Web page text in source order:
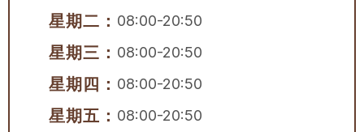
星期二： 08:00-20:50
星期三： 08:00-20:50
星期四： 08:00-20:50
星期五： 08:00-20:50